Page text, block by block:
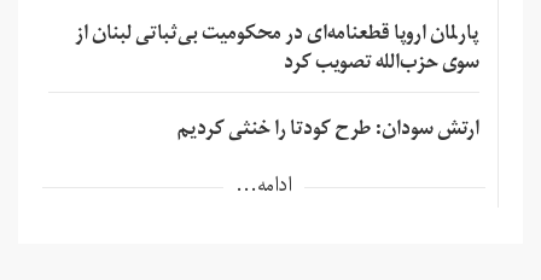
پارلمان اروپا قطعنامه‌ای در محکومیت بی‌ثباتی لبنان از
سوی حزب‌الله تصویب کرد
ارتش سودان: طرح کودتا را خنثی کردیم
ادامه...